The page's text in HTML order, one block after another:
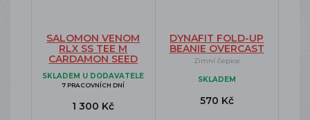
SALOMON VENOM
RLX SS TEE M
CARDAMON SEED
SKLADEM U DODAVATELE
7 PRACOVNÍCH DNÍ
1 300 Kč
DYNAFIT FOLD-UP
BEANIE OVERCAST
Zimní čepice
SKLADEM
570 Kč